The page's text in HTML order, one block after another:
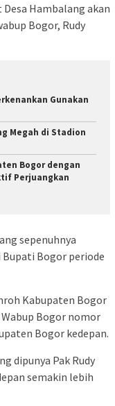
Hambalang akan
Bogor, Rudy
Gunakan
Megah di Stadion
Bogor dengan
Perjuangkan
sepenuhnya
Bupati Bogor periode
Kabupaten Bogor
Bogor nomor
Bogor kedepan.
dipunya Pak Rudy
semakin lebih